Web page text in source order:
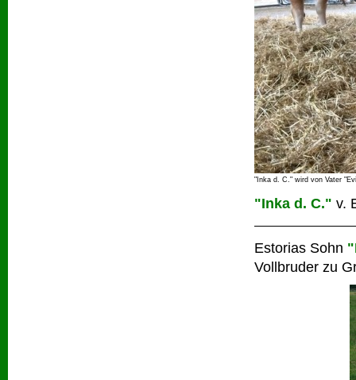
"Inka d. C." wird von Vater
"Inka d. C." v.
Estorias Sohn
Vollbruder zu